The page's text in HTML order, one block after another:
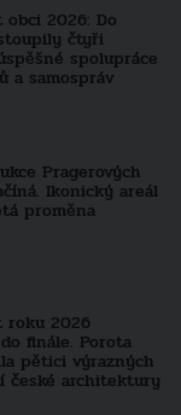
2026: Do
čtyři
spolupráce
a samospráv
Pragerových
Ikonický areál
proměna
roku 2026
finále. Porota
pětici výrazných
české architektury